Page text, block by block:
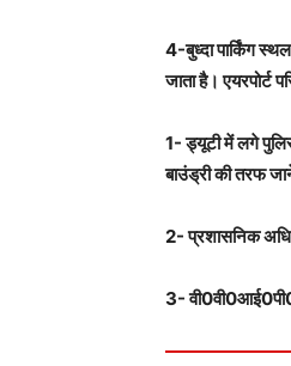
4-बुध्दा पार्किंग
जाता है। एयरपोर्ट
1- ड्यूटी में लगे
बाउंड्री की तरफ
2- प्रशासनिक
3- वी0वी0आई0पी0